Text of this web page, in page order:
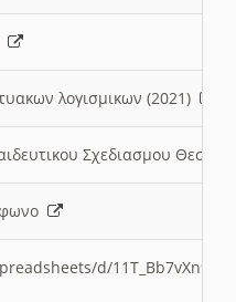
λογισμικων (2021)
Σχεδιασμου
d/